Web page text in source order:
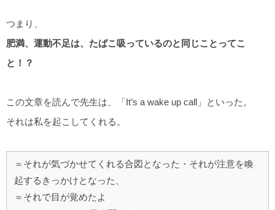
つまり、
肥満、運動不足は、たばこ吸っているのと同じことってこ
と！？
この文章を読んで先生は、「It’s a wake up call」といった。
それは私を起こしてくれる。
＝それが気づかせてくれる合図となった・それが注意を喚
起するきっかけとなった、
＝それで目が覚めたよ